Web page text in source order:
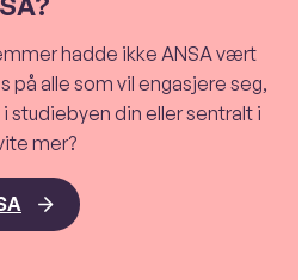
hadde ikke ANSA vært
på alle som vil engasjere seg,
studiebyen din eller sentralt i
mer?